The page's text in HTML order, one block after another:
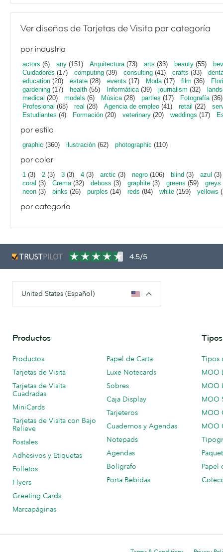
Ver diseños de Tarjetas de Visita por categoría
por industria
actors (6) any (151) Arquitectura(73) arts (33) beauty (55)
Cuidadores (17) computing (39) consulting (41) crafts (33)
education (20) estate (28) events (17) Moda(17) film (36)
gardening (17) health (55) Informática(39) journalism (32)
medical (20) models (6) Música(28) parties (17) Fotografía(36)
Profesional (68) real (28) Agencia de empleo (41) retail (22)
Estudiantes (4) Formación (20) veterinary (20) weddings (17)
por estilo
graphic (360) ilustración (62) photographic (110)
por color
1 (3) 2 (3) 3 (3) 4 (3) arctic (3) negro (106) blind (3) azul (3)
coral (3) Crema(32) deboss (3) graphite (3) greens (59) greys
neon (3) pinks (26) purples (14) reds (84) white (159) yellows
por categoría
4.5/5
United States (Español)
Productos
Productos
Tarjetas de Visita
Tarjetas de Visita
Cuadradas
MiniCards
Tarjetas de Visita con Bajo
Relieve
Postales
Adhesivos y Etiquetas
Folletos
Flyers
Greeting Cards
Marcapáginas
Papel de Carta
Luxe Notecards
Sobres
Caja Display
Tarjeteros
Cuadernos y Agendas
Notepads
Agendas
Bolígrafo
Porta Bebidas
Tipos
MOO
MOO
MOO
MOO
MOO
Papel